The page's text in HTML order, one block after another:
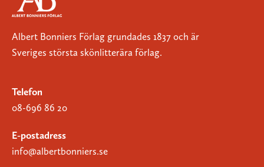
Albert Bonniers Förlag grundades 1837 och är
Sveriges största skönlitterära förlag.
Telefon
08-696 86 20
E-postadress
info@albertbonniers.se